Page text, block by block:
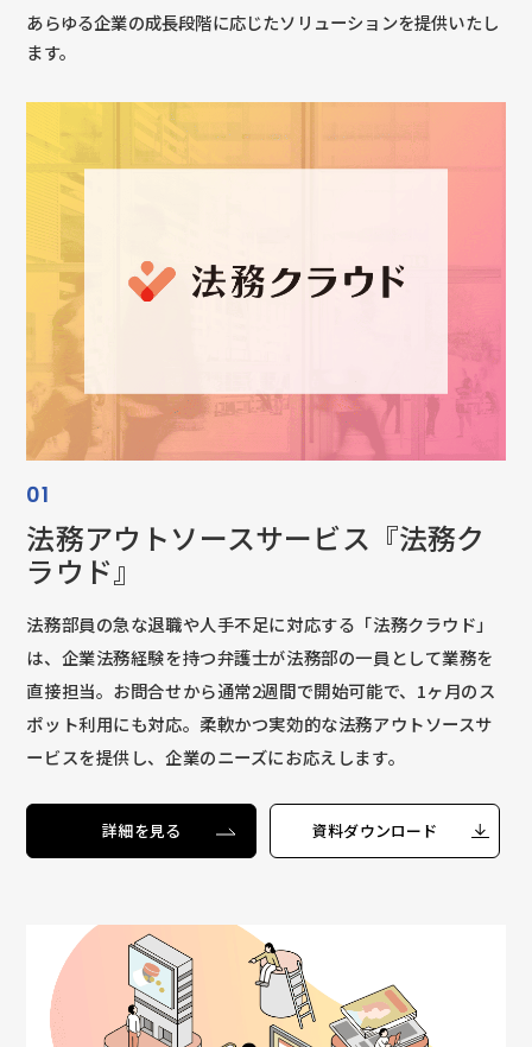
あらゆる企業の成長段階に応じたソリューションを提供いたし
ます。
01
法務アウトソースサービス『法務ク
ラウド』
法務部員の急な退職や人手不足に対応する「法務クラウド」
は、企業法務経験を持つ弁護士が法務部の一員として業務を
直接担当。お問合せから通常2週間で開始可能で、1ヶ月のス
ポット利用にも対応。柔軟かつ実効的な法務アウトソースサ
ービスを提供し、企業のニーズにお応えします。
詳細を見る 資料ダウンロード